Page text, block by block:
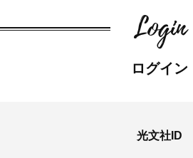
Login
ログイン
光文社ID